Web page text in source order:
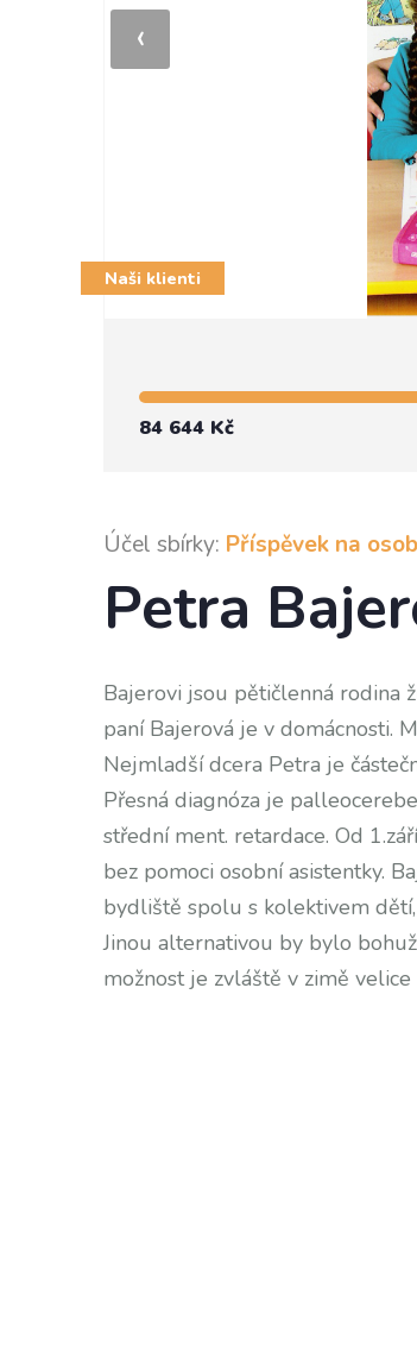
‹
Naši klienti
84 644 Kč
Účel sbírky: Příspěvek na
Petra
Bajerovi jsou pětičlenná rodina
paní Bajerová je v domácnosti.
Nejmladší dcera Petra je
Přesná diagnóza je
střední ment. retardace. Od
bez pomoci osobní asistentky.
bydliště spolu s kolektivem
Jinou alternativou by bylo
možnost je zvláště v zimě velice